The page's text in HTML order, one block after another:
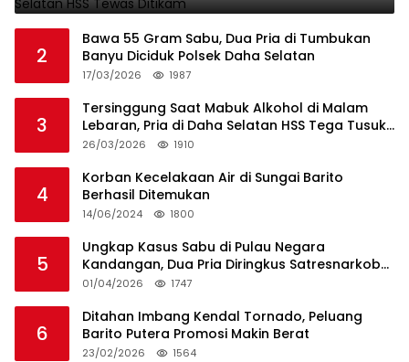
2
Bawa 55 Gram Sabu, Dua Pria di Tumbukan
Banyu Diciduk Polsek Daha Selatan
17/03/2026 1987
3
Tersinggung Saat Mabuk Alkohol di Malam
Lebaran, Pria di Daha Selatan HSS Tega Tusuk
Teman Sendiri
26/03/2026 1910
4
Korban Kecelakaan Air di Sungai Barito
Berhasil Ditemukan
14/06/2024 1800
5
Ungkap Kasus Sabu di Pulau Negara
Kandangan, Dua Pria Diringkus Satresnarkoba
HSS
01/04/2026 1747
6
Ditahan Imbang Kendal Tornado, Peluang
Barito Putera Promosi Makin Berat
23/02/2026 1564